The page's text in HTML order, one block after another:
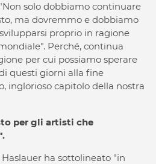
solo dobbiamo continuare
ma dovremmo e dobbiamo
proprio in ragione
Perché, continua
per cui possiamo sperare
questi giorni alla fine
inglorioso capitolo della nostra
per gli artisti che
ha sottolineato "in